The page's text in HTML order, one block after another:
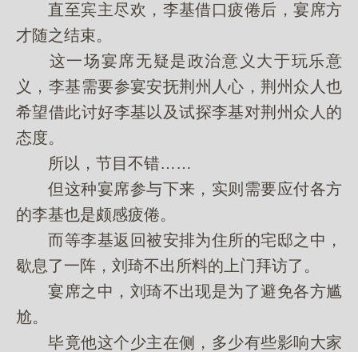
直至宾主尽欢，李基借口疲倦后，宴席方
才随之结束。
这一场宴席无疑是政治意义大于玩乐意
义，李基需要参宴安抚荆州人心，荆州众人也
希望借此讨好李基以及试探李基对荆州众人的
态度。
所以，节目不错……
但这种宴席参与下来，实则需要应付各方
的李基也是颇感疲倦。
而等李基返回被安排为住所的宅邸之中，
歇息了一阵，刘琦不出所料的上门拜访了。
宴席之中，刘琦不出现是为了避免各方尴
尬。
毕竟他这个少主在侧，多少有些影响大家